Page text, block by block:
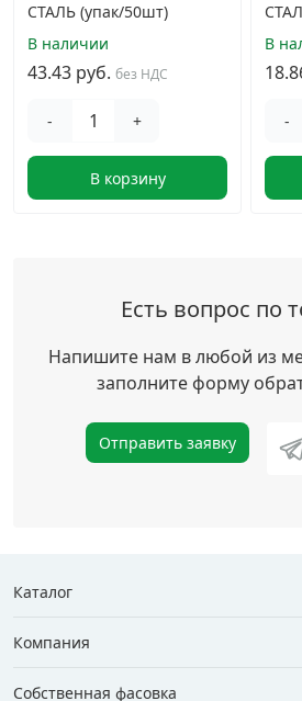
СТАЛЬ (упак/50шт)
В наличии
43.43 руб. без НДС
- +
В корзину
В
-
Есть вопрос по
Напишите нам в любой из
заполните форму
Отправить заявку
Каталог
Компания
Собственная фасовка